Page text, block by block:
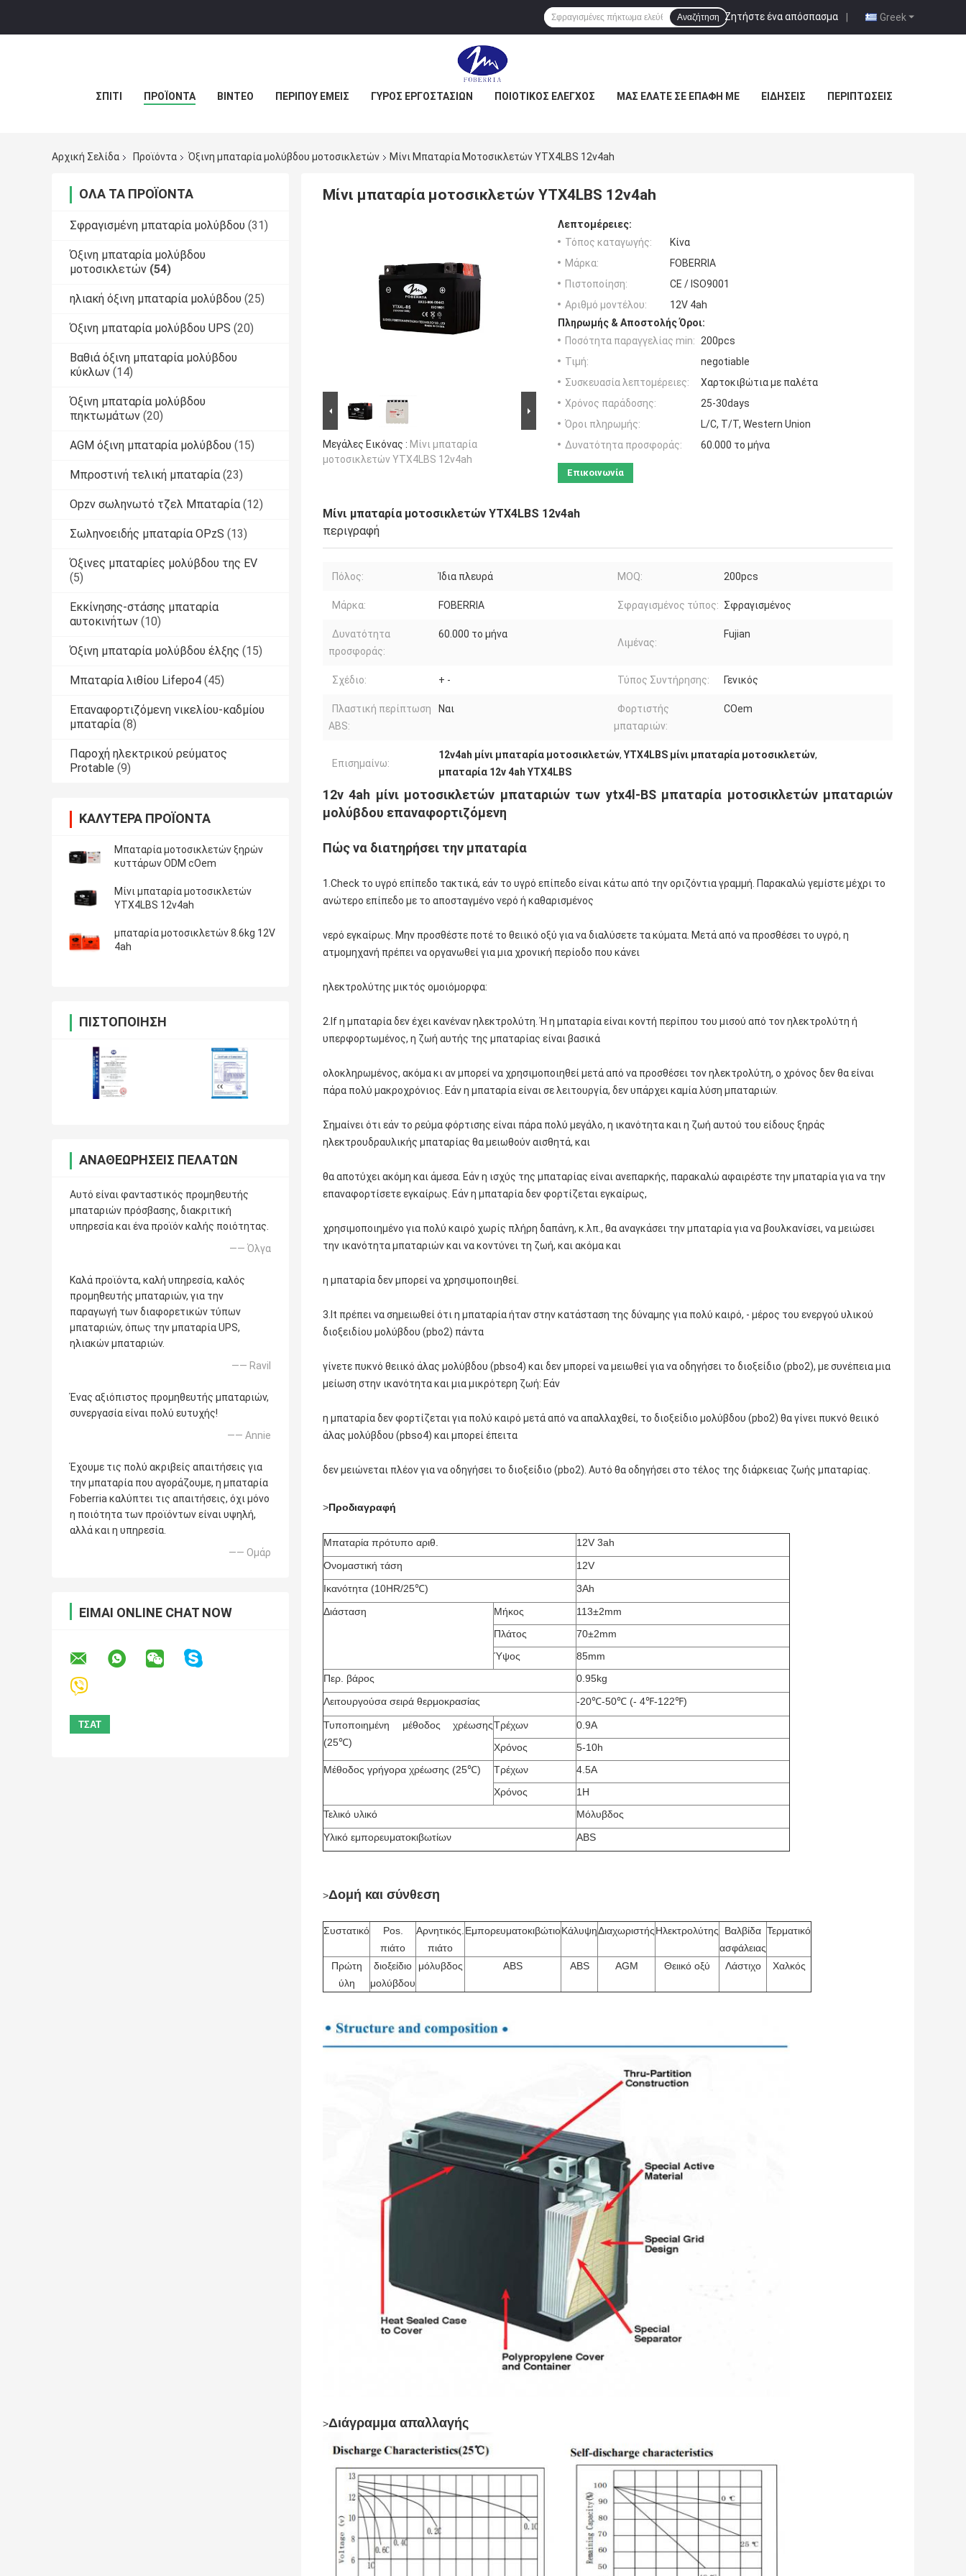
Greek
Ζητήστε ένα απόσπασμα |
Αναζήτηση
ΣΠΊΤΙ ΠΡΟΪΌΝΤΑ ΒΊΝΤΕΟ ΠΕΡΊΠΟΥ ΕΜΕΊΣ ΓΎΡΟΣ ΕΡΓΟΣΤΑΣΊΩΝ ΠΟΙΟΤΙΚΌΣ ΈΛΕΓΧΟΣ ΜΑΣ ΕΛΆΤΕ ΣΕ ΕΠΑΦΉ ΜΕ ΕΙΔΉΣΕΙΣ ΠΕΡΙΠΤΏΣΕΙΣ
Αρχική Σελίδα Προϊόντα Όξινη μπαταρία μολύβδου μοτοσικλετών Μίνι Μπαταρία Μοτοσικλετών YTX4LBS 12v4ah
ΌΛΑ ΤΑ ΠΡΟΪΌΝΤΑ
Σφραγισμένη μπαταρία μολύβδου (31)
Όξινη μπαταρία μολύβδου
μοτοσικλετών (54)
ηλιακή όξινη μπαταρία μολύβδου (25)
Όξινη μπαταρία μολύβδου UPS (20)
Βαθιά όξινη μπαταρία μολύβδου
κύκλων (14)
Όξινη μπαταρία μολύβδου
πηκτωμάτων (20)
AGM όξινη μπαταρία μολύβδου (15)
Μπροστινή τελική μπαταρία (23)
Opzv σωληνωτό τζελ Μπαταρία (12)
Σωληνοειδής μπαταρία OPzS (13)
Όξινες μπαταρίες μολύβδου της EV
(5)
Εκκίνησης-στάσης μπαταρία
αυτοκινήτων (10)
Όξινη μπαταρία μολύβδου έλξης (15)
Μπαταρία λιθίου Lifepo4 (45)
Επαναφορτιζόμενη νικελίου-καδμίου
μπαταρία (8)
Παροχή ηλεκτρικού ρεύματος
Protable (9)
ΚΑΛΎΤΕΡΑ ΠΡΟΪΌΝΤΑ
Μπαταρία μοτοσικλετών ξηρών
κυττάρων ODM cOem
Μίνι μπαταρία μοτοσικλετών
YTX4LBS 12v4ah
μπαταρία μοτοσικλετών 8.6kg 12V
4ah
ΠΙΣΤΟΠΟΊΗΣΗ
ΑΝΑΘΕΩΡΉΣΕΙΣ ΠΕΛΑΤΏΝ
Αυτό είναι φανταστικός προμηθευτής
μπαταριών πρόσβασης, διακριτική
υπηρεσία και ένα προϊόν καλής ποιότητας.
—— Όλγα
Καλά προϊόντα, καλή υπηρεσία, καλός
προμηθευτής μπαταριών, για την
παραγωγή των διαφορετικών τύπων
μπαταριών, όπως την μπαταρία UPS,
ηλιακών μπαταριών.
—— Ravil
Ένας αξιόπιστος προμηθευτής μπαταριών,
συνεργασία είναι πολύ ευτυχής!
—— Annie
Έχουμε τις πολύ ακριβείς απαιτήσεις για
την μπαταρία που αγοράζουμε, η μπαταρία
Foberria καλύπτει τις απαιτήσεις, όχι μόνο
η ποιότητα των προϊόντων είναι υψηλή,
αλλά και η υπηρεσία.
—— Ομάρ
ΕΊΜΑΙ ONLINE CHAT NOW
Μίνι μπαταρία μοτοσικλετών YTX4LBS 12v4ah
Μεγάλες Εικόνας : Μίνι μπαταρία
μοτοσικλετών YTX4LBS 12v4ah
Λεπτομέρειες:
Τόπος καταγωγής:
Κίνα
Μάρκα:
FOBERRIA
Πιστοποίηση:
CE / ISO9001
Αριθμό μοντέλου:
12V 4ah
Πληρωμής & Αποστολής Όροι:
Ποσότητα παραγγελίας min: 200pcs
Τιμή:
negotiable
Συσκευασία λεπτομέρειες:
Χαρτοκιβώτια με παλέτα
Χρόνος παράδοσης:
25-30days
Όροι πληρωμής:
L/C, T/T, Western Union
Δυνατότητα προσφοράς:
60.000 το μήνα
Επικοινωνία
Μίνι μπαταρία μοτοσικλετών YTX4LBS 12v4ah
περιγραφή
Πόλος: Ίδια πλευρά MOQ: 200pcs
Μάρκα: FOBERRIA Σφραγισμένος τύπος: Σφραγισμένος
Δυνατότητα
προσφοράς:
60.000 το μήνα
Λιμένας:
Fujian
Σχέδιο: + - Τύπος Συντήρησης: Γενικός
Πλαστική περίπτωση
ABS:
Ναι
Φορτιστής
μπαταριών:
COem
Επισημαίνω:
12v4ah μίνι μπαταρία μοτοσικλετών, YTX4LBS μίνι μπαταρία μοτοσικλετών,
μπαταρία 12v 4ah YTX4LBS
12v 4ah μίνι μοτοσικλετών μπαταριών των ytx4l-BS μπαταρία μοτοσικλετών μπαταριών
μολύβδου επαναφορτιζόμενη
Πώς να διατηρήσει την μπαταρία
1.Check το υγρό επίπεδο τακτικά, εάν το υγρό επίπεδο είναι κάτω από την οριζόντια γραμμή. Παρακαλώ γεμίστε μέχρι το
ανώτερο επίπεδο με το αποσταγμένο νερό ή καθαρισμένος
νερό εγκαίρως. Μην προσθέστε ποτέ το θειικό οξύ για να διαλύσετε τα κύματα. Μετά από να προσθέσει το υγρό, η
ατμομηχανή πρέπει να οργανωθεί για μια χρονική περίοδο που κάνει
ηλεκτρολύτης μικτός ομοιόμορφα:
2.If η μπαταρία δεν έχει κανέναν ηλεκτρολύτη. Ή η μπαταρία είναι κοντή περίπου του μισού από τον ηλεκτρολύτη ή
υπερφορτωμένος, η ζωή αυτής της μπαταρίας είναι βασικά
ολοκληρωμένος, ακόμα κι αν μπορεί να χρησιμοποιηθεί μετά από να προσθέσει τον ηλεκτρολύτη, ο χρόνος δεν θα είναι
πάρα πολύ μακροχρόνιος. Εάν η μπαταρία είναι σε λειτουργία, δεν υπάρχει καμία λύση μπαταριών.
Σημαίνει ότι εάν το ρεύμα φόρτισης είναι πάρα πολύ μεγάλο, η ικανότητα και η ζωή αυτού του είδους ξηράς
ηλεκτρουδραυλικής μπαταρίας θα μειωθούν αισθητά, και
θα αποτύχει ακόμη και άμεσα. Εάν η ισχύς της μπαταρίας είναι ανεπαρκής, παρακαλώ αφαιρέστε την μπαταρία για να την
επαναφορτίσετε εγκαίρως. Εάν η μπαταρία δεν φορτίζεται εγκαίρως,
χρησιμοποιημένο για πολύ καιρό χωρίς πλήρη δαπάνη, κ.λπ., θα αναγκάσει την μπαταρία για να βουλκανίσει, να μειώσει
την ικανότητα μπαταριών και να κοντύνει τη ζωή, και ακόμα και
η μπαταρία δεν μπορεί να χρησιμοποιηθεί.
3.It πρέπει να σημειωθεί ότι η μπαταρία ήταν στην κατάσταση της δύναμης για πολύ καιρό, - μέρος του ενεργού υλικού
διοξειδίου μολύβδου (pbo2) πάντα
γίνετε πυκνό θειικό άλας μολύβδου (pbso4) και δεν μπορεί να μειωθεί για να οδηγήσει το διοξείδιο (pbo2), με συνέπεια μια
μείωση στην ικανότητα και μια μικρότερη ζωή: Εάν
η μπαταρία δεν φορτίζεται για πολύ καιρό μετά από να απαλλαχθεί, το διοξείδιο μολύβδου (pbo2) θα γίνει πυκνό θειικό
άλας μολύβδου (pbso4) και μπορεί έπειτα
δεν μειώνεται πλέον για να οδηγήσει το διοξείδιο (pbo2). Αυτό θα οδηγήσει στο τέλος της διάρκειας ζωής μπαταρίας.
>Προδιαγραφή
Μπαταρία πρότυπο αριθ.
12V 3ah
Ονομαστική τάση
12V
Ικανότητα (10HR/25℃)
3Ah
Διάσταση
Μήκος
113±2mm
Πλάτος
70±2mm
Ύψος
85mm
Περ. βάρος
0.95kg
Λειτουργούσα σειρά θερμοκρασίας
-20℃-50℃ (- 4℉-122℉)
Τυποποιημένη μέθοδος χρέωσης
(25℃)
Τρέχων
0.9A
Χρόνος
5-10h
Μέθοδος γρήγορα χρέωσης (25℃)
Τρέχων
4.5A
Χρόνος
1H
Τελικό υλικό
Μόλυβδος
Υλικό εμπορευματοκιβωτίων
ABS
>Δομή και σύνθεση
Συστατικό
Pos.
πιάτο
Αρνητικός.
πιάτο
ΕμπορευματοκιβώτιοΚάλυψηΔιαχωριστήςΗλεκτρολύτης
Βαλβίδα
ασφάλειας
Τερματικό
Πρώτη
ύλη
διοξείδιο
μολύβδου
μόλυβδος ABS ABS AGM Θειικό οξύ Λάστιχο Χαλκός
>Διάγραμμα απαλλαγής